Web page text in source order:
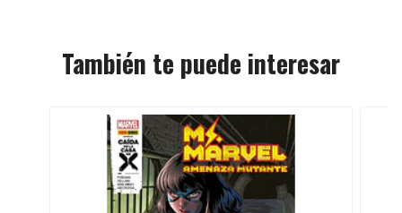
También te puede interesar